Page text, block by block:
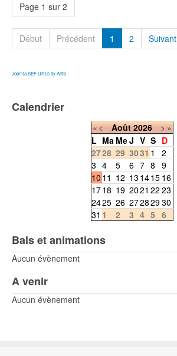
Page 1 sur 2
Début Précédent 1 2 Suivant
Joomla SEF URLs by Artio
Calendrier
«< Août 2026 >»
L Ma MeJ V S D
2728 29 3031 1
2
3 4 5 6 7 8 9
10 11 12 13 1415 16
1718 19 2021 22 23
2425 26 27282930
31 1 2 3 4 5 6
Bals et animations
Aucun évènement
A venir
Aucun évènement